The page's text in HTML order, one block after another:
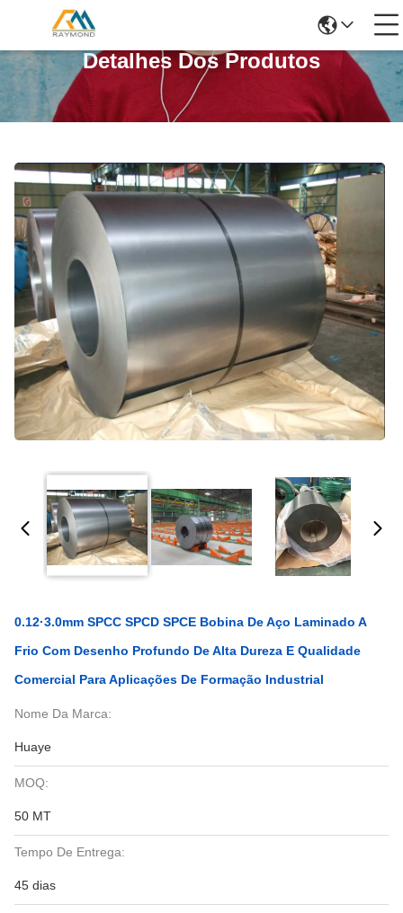
Detalhes Dos Produtos
0.12·3.0mm SPCC SPCD SPCE Bobina De Aço Laminado A
Frio Com Desenho Profundo De Alta Dureza E Qualidade
Comercial Para Aplicações De Formação Industrial
Nome Da Marca:
Huaye
MOQ:
50 MT
Tempo De Entrega:
45 dias